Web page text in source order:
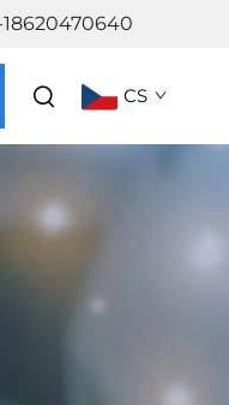
18620470640
CS